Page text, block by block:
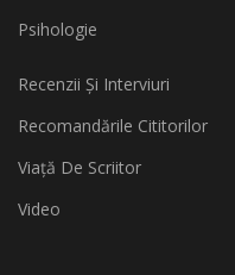
Psihologie
Recenzii Și Interviuri
Recomandările Cititorilor
Viață De Scriitor
Video